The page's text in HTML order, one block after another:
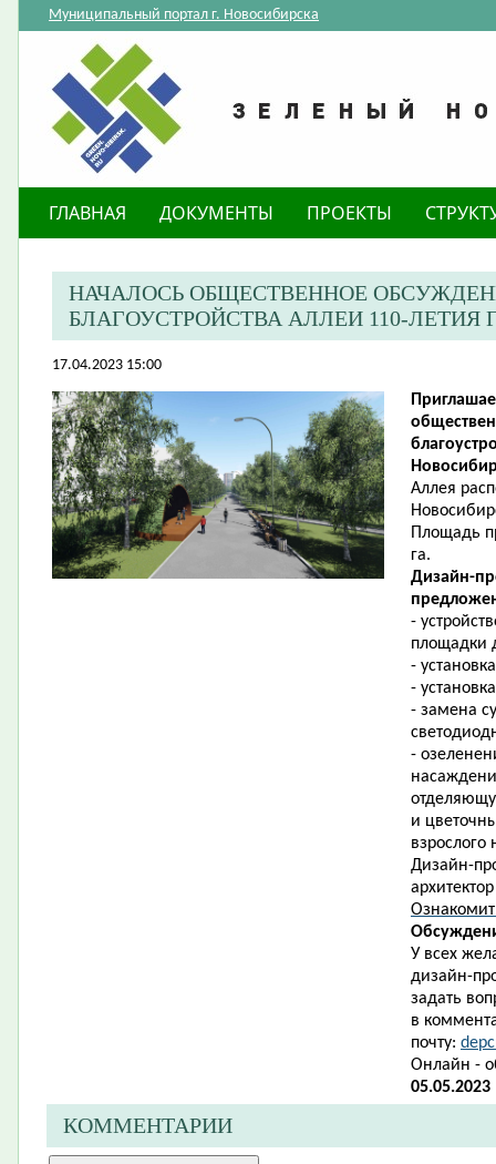
Муниципальный портал г. Новосибирска
ГЛАВНАЯ ДОКУМЕНТЫ ПРОЕКТЫ
НАЧАЛОСЬ ОБЩЕСТВЕННОЕ
БЛАГОУСТРОЙСТВА АЛЛЕИ 110-ЛЕТИЯ
17.04.2023 15:00
Аллея
Площадь
га.
Дизайн-
-
площадки
-
-
- замена
-
и
взрослого
Дизайн-
У всех
дизайн-
задать
в
почту:
Онлайн -
05.05.2023
КОММЕНТАРИИ